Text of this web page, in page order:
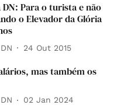
Para o turista e não
o Elevador da Glória
24 Out 2015
mas também os
02 Jan 2024